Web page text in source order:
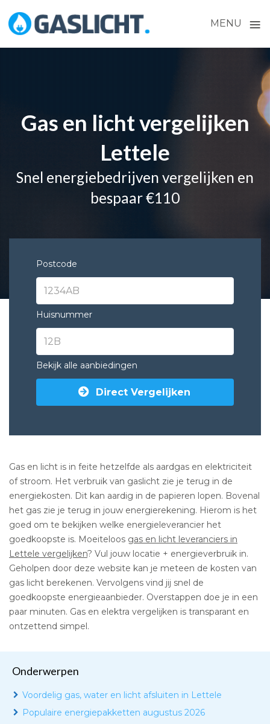
MENU ≡
Skip
to
content
Gas en licht vergelijken
Lettele
Snel energiebedrijven vergelijken en
bespaar €110
Postcode
Huisnummer
Bekijk alle aanbiedingen
Direct Vergelijken
Gas en licht is in feite hetzelfde als aardgas en elektriciteit
of stroom. Het verbruik van gaslicht zie je terug in de
energiekosten. Dit kan aardig in de papieren lopen. Bovenal
het gas zie je terug in jouw energierekening. Hierom is het
goed om te bekijken welke energieleverancier het
goedkoopste is. Moeiteloos gas en licht leveranciers in
Lettele vergelijken? Vul jouw locatie + energieverbruik in.
Geholpen door deze website kan je meteen de kosten van
gas licht berekenen. Vervolgens vind jij snel de
goedkoopste energieaanbieder. Overstappen doe je in een
paar minuten. Gas en elektra vergelijken is transparant en
ontzettend simpel.
Onderwerpen
Voordelig gas, water en licht afsluiten in Lettele
Populaire energiepakketten augustus 2026